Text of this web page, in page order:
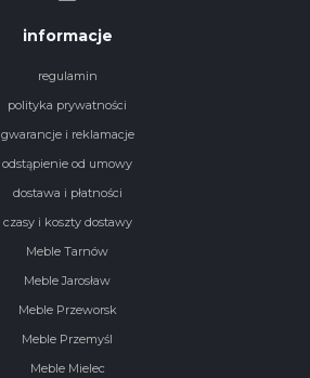
informacje
regulamin
polityka prywatności
gwarancje i reklamacje
odstąpienie od umowy
dostawa i płatności
czasy i koszty dostawy
Meble Tarnów
Meble Jarosław
Meble Przeworsk
Meble Przemyśl
Meble Mielec